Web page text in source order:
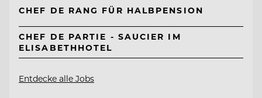
CHEF DE RANG FÜR HALBPENSION
CHEF DE PARTIE - SAUCIER IM
ELISABETHHOTEL
Entdecke alle Jobs